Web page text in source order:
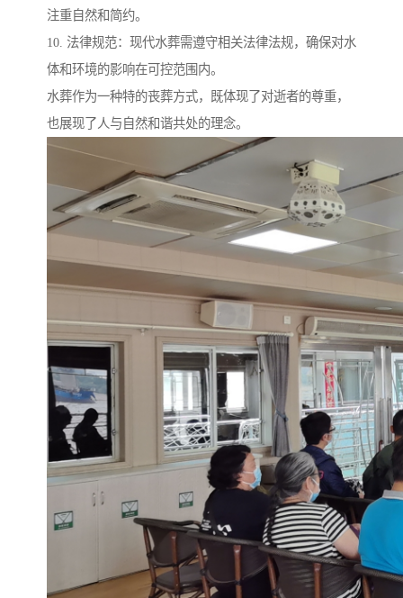
注重自然和简约。
10. 法律规范：现代水葬需遵守相关法律法规，确保对水
体和环境的影响在可控范围内。
水葬作为一种特的丧葬方式，既体现了对逝者的尊重，
也展现了人与自然和谐共处的理念。